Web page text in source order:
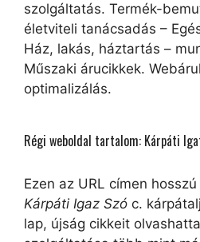
szolgáltatás. Termék-
életviteli tanácsadás –
Ház, lakás, háztartás –
Műszaki árucikkek.
optimalizálás.
Régi weboldal tartalom: Kárpáti
Ezen az URL címen
Kárpáti Igaz Szó c.
lap, újság cikkeit